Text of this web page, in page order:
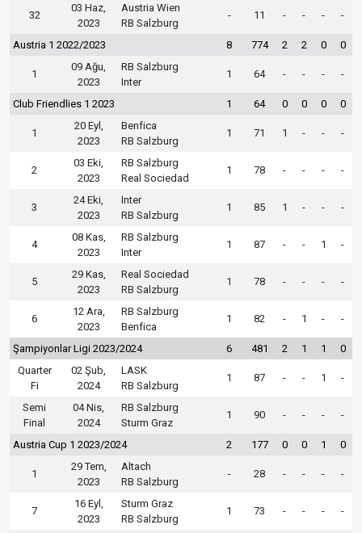
32
03 Haz,
2023
Austria Wien
RB Salzburg
- 11 - - - -
Austria 1 2022/2023 8 774 2 2 0 0
1
09 Ağu,
2023
RB Salzburg
Inter
1 64 - - - -
Club Friendlies 1 2023 1 64 0 0 0 0
1
20 Eyl,
2023
Benfica
RB Salzburg
1 71 1 - - -
2
03 Eki,
2023
RB Salzburg
Real Sociedad
1 78 - - - -
3
24 Eki,
2023
Inter
RB Salzburg
1 85 1 - - -
4
08 Kas,
2023
RB Salzburg
Inter
1 87 - - 1 -
5
29 Kas,
2023
Real Sociedad
RB Salzburg
1 78 - - - -
6
12 Ara,
2023
RB Salzburg
Benfica
1 82 - 1 - -
Şampiyonlar Ligi 2023/2024 6 481 2 1 1
0
Quarter
Fi
02 Şub,
2024
LASK
RB Salzburg
1 87 - - 1 -
Semi
Final
04 Nis,
2024
RB Salzburg
Sturm Graz
1 90 - - - -
Austria Cup 1 2023/2024 2 177 0 0 1 0
1
29 Tem,
2023
Altach
RB Salzburg
- 28 - - - -
7
16 Eyl,
2023
Sturm Graz
RB Salzburg
1 73 - - - -